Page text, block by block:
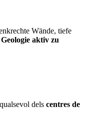
Wände, tiefe
aktiv zu
dels centres de